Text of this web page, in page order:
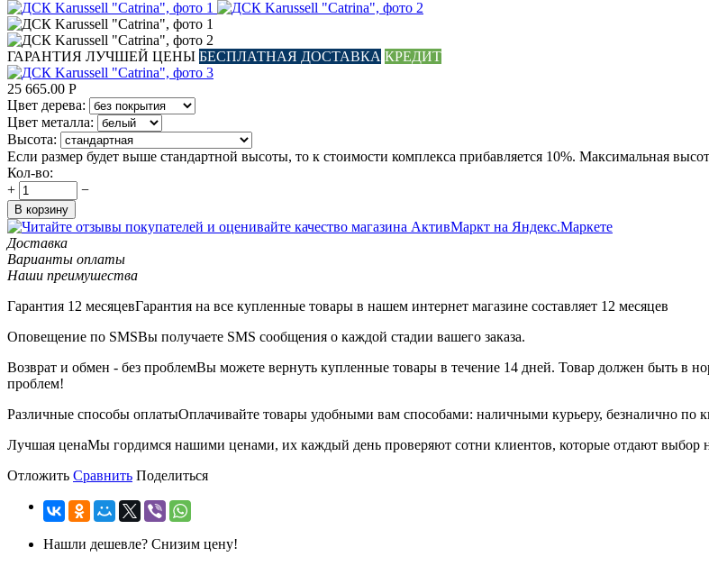
ГАРАНТИЯ ЛУЧШЕЙ ЦЕНЫ БЕСПЛАТНАЯ ДОСТАВКА КРЕДИТ
25 665.00 Р
Цвет дерева:
Цвет металла:
Высота:
Если размер будет выше стандартной высоты, то к стоимости комплекса прибавляется 10%. Максимальная
Кол-во:
+
−
В корзину
Доставка
Варианты оплаты
Наши преимушества
Гарантия 12 месяцевГарантия на все купленные товары в нашем интернет магазине составляет 12 месяцев
Оповещение по SMSВы получаете SMS сообщения о каждой стадии вашего заказа.
Возврат и обмен - без проблемВы можете вернуть купленные товары в течение 14 дней. Товар должен быть в
проблем!
Различные способы оплатыОплачивайте товары удобными вам способами: наличными курьеру, безналично по
Лучшая ценаМы гордимся нашими ценами, их каждый день проверяют сотни клиентов, которые отдают выбор
Отложить Сравнить Поделиться
Нашли дешевле? Снизим цену!